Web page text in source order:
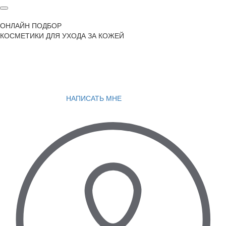
ОНЛАЙН ПОДБОР
КОСМЕТИКИ ДЛЯ УХОДА ЗА КОЖЕЙ
НАПИСАТЬ МНЕ